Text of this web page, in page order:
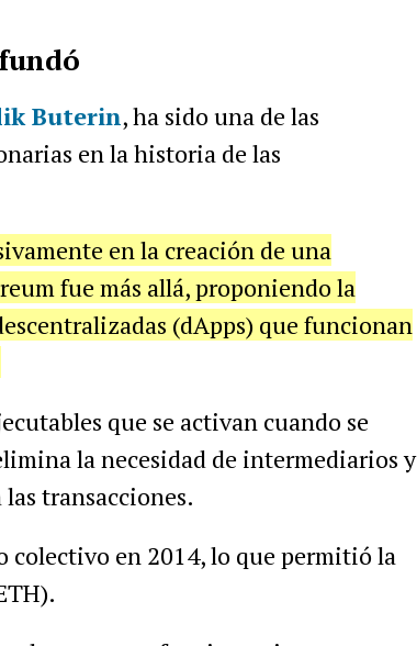
Buterin, ha sido una de las
en la historia de las
en la creación de una
fue más allá, proponiendo la
(dApps) que funcionan
que se activan cuando se
la necesidad de intermediarios y
transacciones.
en 2014, lo que permitió la